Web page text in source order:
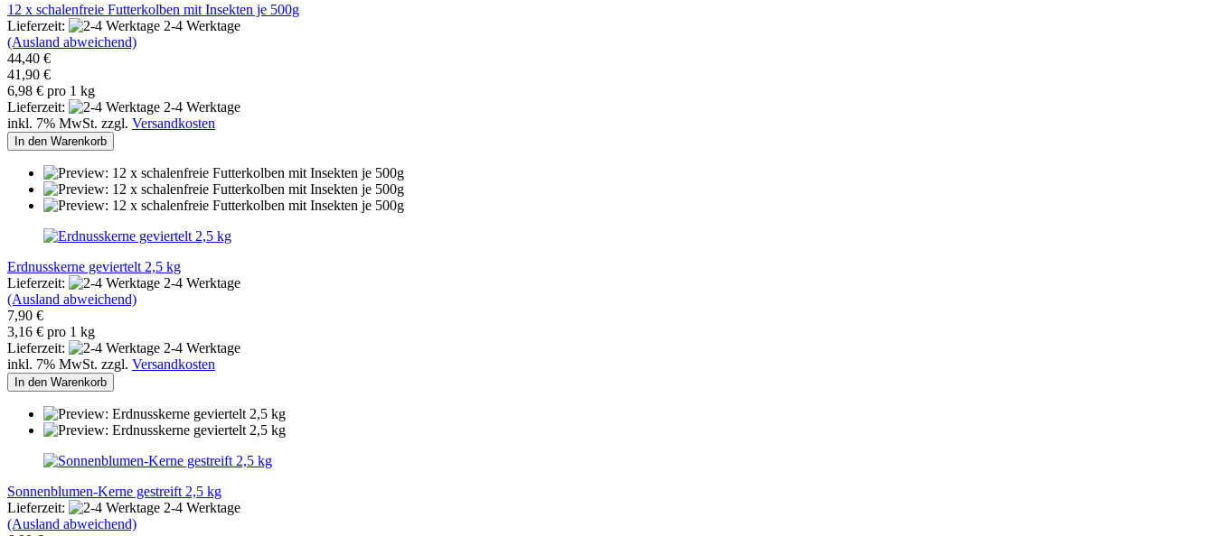
12 x schalenfreie Futterkolben mit Insekten je 500g
Lieferzeit:
2-4 Werktage
(Ausland abweichend)
44,40 €
41,90 €
6,98 € pro 1 kg
Lieferzeit:
2-4 Werktage
inkl. 7% MwSt. zzgl. Versandkosten
In den Warenkorb
Erdnusskerne geviertelt 2,5 kg
Lieferzeit:
2-4 Werktage
(Ausland abweichend)
7,90 €
3,16 € pro 1 kg
Lieferzeit:
2-4 Werktage
inkl. 7% MwSt. zzgl. Versandkosten
In den Warenkorb
Sonnenblumen-Kerne gestreift 2,5 kg
Lieferzeit:
2-4 Werktage
(Ausland abweichend)